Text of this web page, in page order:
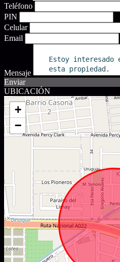
Teléfono
PIN
Celular
Email
Mensaje
Enviar
UBICACIÓN
+
−